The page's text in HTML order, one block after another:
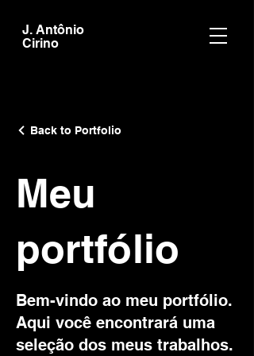
J. Antônio
Cirino
Back to Portfolio
Meu
portfólio
Bem-vindo ao meu portfólio.
Aqui você encontrará uma
seleção dos meus trabalhos.